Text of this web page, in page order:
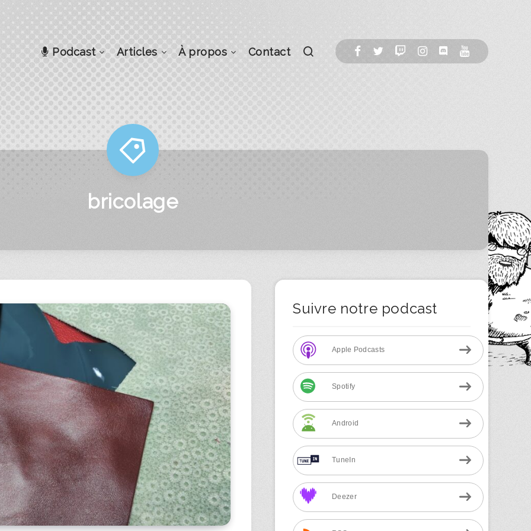
Podcast Articles À propos Contact
bricolage
Suivre notre podcast
Apple Podcasts
Spotify
Android
TuneIn
Deezer